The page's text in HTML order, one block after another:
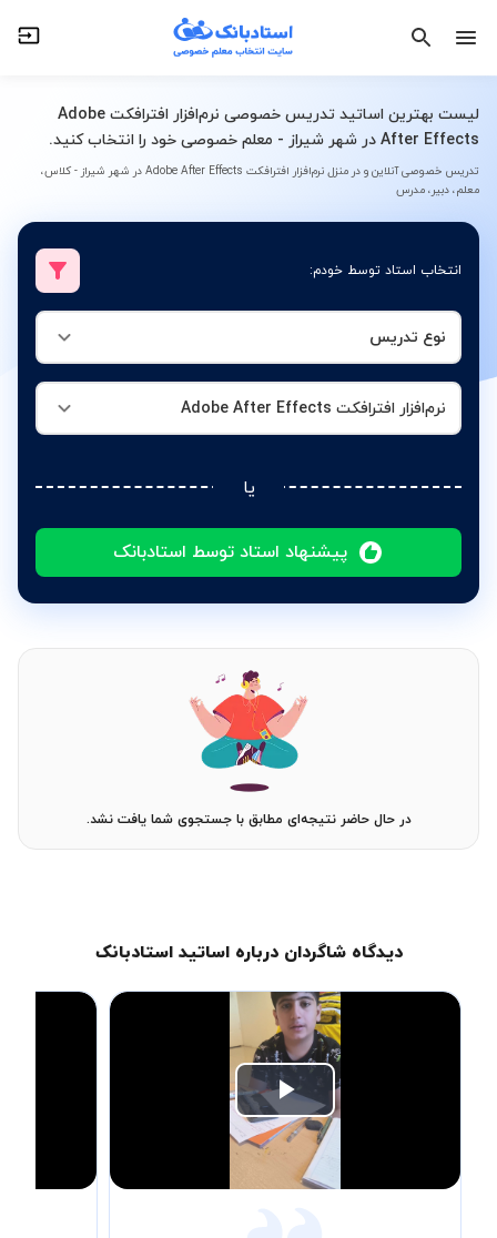
لیست بهترین اساتید تدریس خصوصی نرم‌افزار افترافکت Adobe
After Effects در شهر شیراز - معلم خصوصی خود را انتخاب کنید.
تدریس خصوصی آنلاین و در منزل نرم‌افزار افترافکت Adobe After Effects در شهر شیراز - کلاس،
معلم، دبیر، مدرس
انتخاب استاد توسط خودم:
نوع تدریس
نرم‌افزار افترافکت Adobe After Effects
یا
پیشنهاد استاد توسط استادبانک
در حال حاضر نتیجه‌ای مطابق با جستجوی شما یافت نشد.
دیدگاه شاگردان درباره اساتید استادبانک
Play
Video